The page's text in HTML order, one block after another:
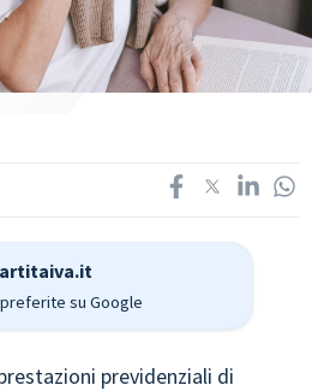
su Google
previdenziali di